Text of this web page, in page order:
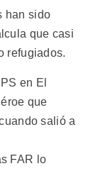
han sido
que casi
refugiados.
en El
que
salió a
FAR lo